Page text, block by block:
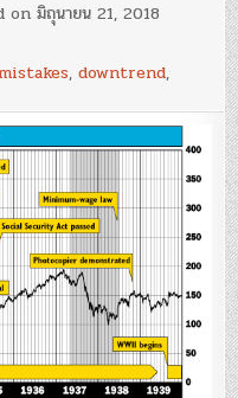
onมิถุนายน 21, 2018
,downtrend,